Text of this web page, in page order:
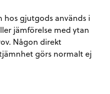
gjutgods används i
jämförelse med ytan
Någon direkt
görs normalt ej